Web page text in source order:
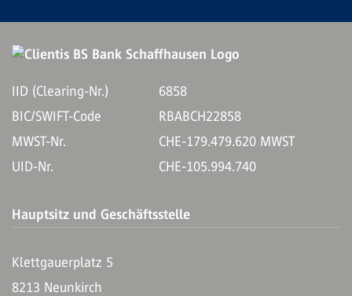
IID (Clearing-Nr.)
6858
BIC/SWIFT-Code
RBABCH22858
MWST-Nr.
CHE-179.479.620 MWST
UID-Nr.
CHE-105.994.740
Hauptsitz und Geschäftsstelle
Klettgauerplatz 5
8213 Neunkirch